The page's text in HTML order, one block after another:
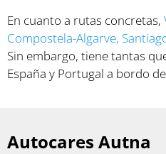
En cuanto a rutas concretas,
Compostela-Algarve,
Sin embargo, tiene tantas
España y Portugal a bordo
Autocares Autna